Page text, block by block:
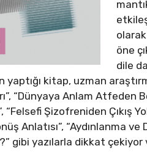
öne
dile
yaptığı kitap, uzman
“Dünyaya Anlam Atfeden
“Felsefi Şizofreniden Çıkış
Anlatısı”, “Aydınlanma
gibi yazılarla dikkat çekiyor